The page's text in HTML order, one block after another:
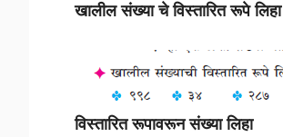
खालील संख्या चे विस्तारित रूपे लिहा
विस्तारित रूपावरून संख्या लिहा